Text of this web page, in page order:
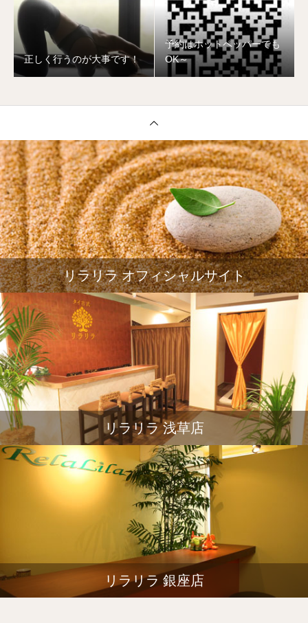
正しく行うのが大事です！
予約はホットペッパーでも
OK～
リラリラ オフィシャルサイト
リラリラ 浅草店
リラリラ 銀座店